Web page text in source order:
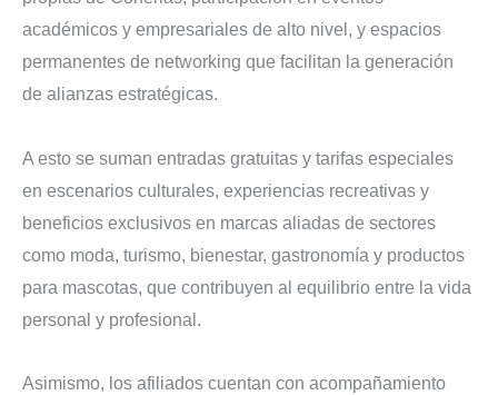
académicos y empresariales de alto nivel, y espacios
permanentes de networking que facilitan la generación
de alianzas estratégicas.
A esto se suman entradas gratuitas y tarifas especiales
en escenarios culturales, experiencias recreativas y
beneficios exclusivos en marcas aliadas de sectores
como moda, turismo, bienestar, gastronomía y productos
para mascotas, que contribuyen al equilibrio entre la vida
personal y profesional.
Asimismo, los afiliados cuentan con acompañamiento